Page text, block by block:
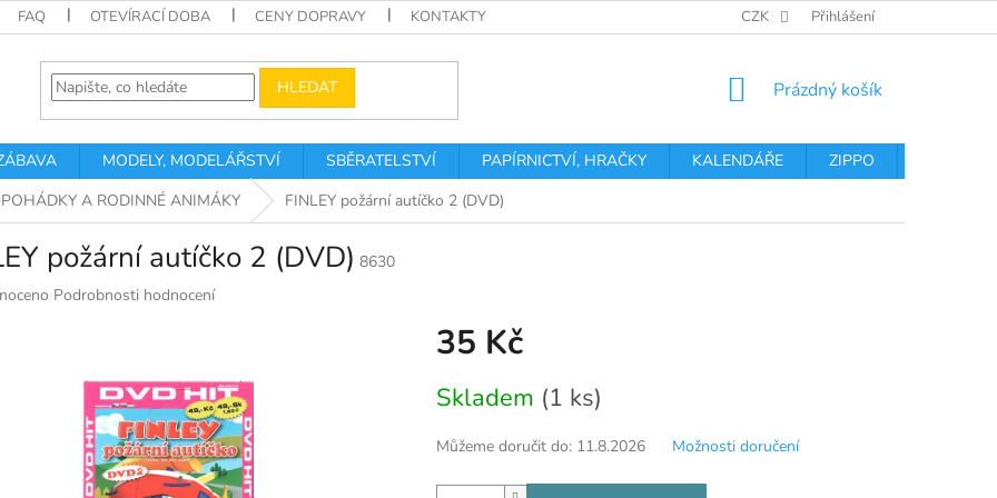
FAQ OTEVÍRACÍ DOBA CENY DOPRAVY KONTAKTY PODMÍNKY OCHRANY OSOBNÍCH
CZK Přihlášení
HLEDAT
NÁKUPNÍ
Prázdný košík
MODELY, MODELÁŘSTVÍ SBĚRATELSTVÍ PAPÍRNICTVÍ, HRAČKY KALENDÁŘE ZIPPO
A RODINNÉ ANIMÁKY FINLEY požární autíčko 2 (DVD)
požární autíčko 2 (DVD) 8630
Podrobnosti hodnocení
35 Kč
cena:
Skladem (1 ks)
Můžeme doručit do: 11.8.2026 Možnosti doručení